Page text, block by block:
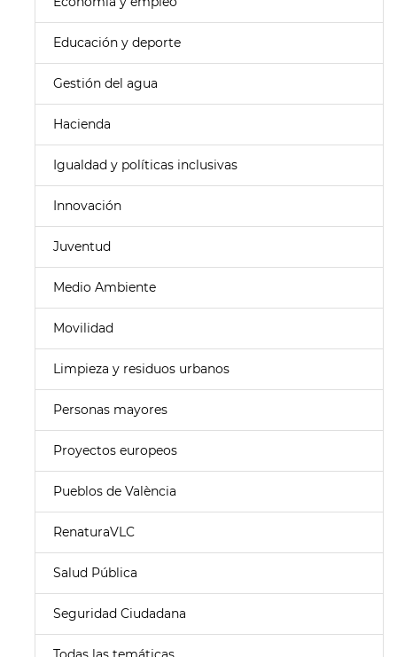
Educación y deporte
Gestión del agua
Hacienda
Igualdad y políticas inclusivas
Innovación
Juventud
Medio Ambiente
Movilidad
Limpieza y residuos urbanos
Personas mayores
Proyectos europeos
Pueblos de València
RenaturaVLC
Salud Pública
Seguridad Ciudadana